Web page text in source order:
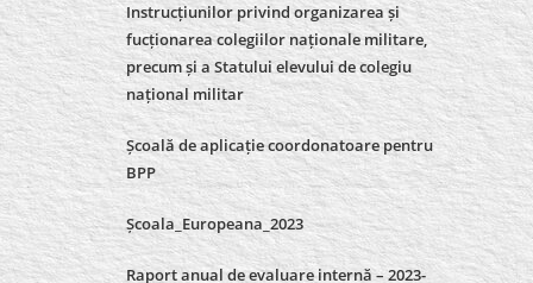
Instrucțiunilor privind organizarea și
fucționarea colegiilor naționale militare,
precum și a Statului elevului de colegiu
național militar
Școală de aplicație coordonatoare pentru
BPP
Școala_Europeana_2023
Raport anual de evaluare internă – 2023-